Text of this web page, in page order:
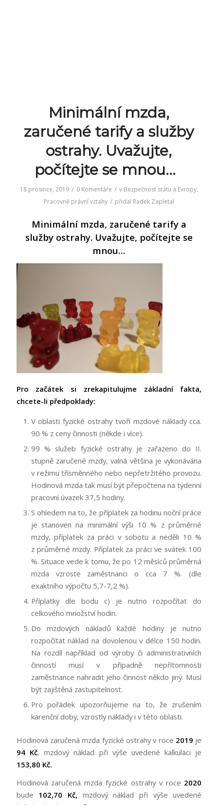
Minimální mzda,
zaručené tarify a služby
ostrahy. Uvažujte,
počítejte se mnou…
18 prosince, 2019 / 0 Komentáře / v Bezpečnost státu a Evropy,
Pracovně právní vztahy / přidal Radek Zapletal
Minimální mzda, zaručené tarify a
služby ostrahy. Uvažujte, počítejte se
mnou…
Pro začátek si zrekapitulujme základní fakta,
chcete-li předpoklady:
V oblasti fyzické ostrahy tvoří mzdové náklady cca.
90 % z ceny činnosti (někde i více).
99 % služeb fyzické ostrahy je zařazeno do II.
stupně zaručené mzdy, valná většina je vykonávána
v režimu třísměnného nebo nepřetržitého provozu.
Hodinová mzda tak musí být přepočtena na týdenní
pracovní úvazek 37,5 hodiny.
S ohledem na to, že příplatek za hodinu noční práce
je stanoven na minimální výši 10 % z průměrné
mzdy, příplatek za práci v sobotu a neděli 10 %
z průměrné mzdy. Příplatek za práci ve svátek 100
%. Situace vede k tomu, že po 12 měsíců průměrná
mzda vzroste zaměstnanci o cca 7 %. (dle
exaktního výpočtu 5,7-7,2 %).
Příplatky dle bodu c) je nutno rozpočítat do
celkového množství hodin.
Do mzdových nákladů každé hodiny je nutno
rozpočítat náklad na dovolenou v délce 150 hodin.
Na rozdíl například od výroby či administrativních
činností musí v případně nepřítomnosti
zaměstnance nahradit jeho činnost někdo jiný. Musí
být zajištěná zastupitelnost.
Pro pořádek upozorňujeme na to, že zrušením
karenční doby, vzrostly náklady i v této oblasti.
Hodinová zaručená mzda fyzické ostrahy v roce 2019 je
94 Kč, mzdový náklad při výše uvedené kalkulaci je
153,80 Kč.
Hodinová zaručená mzda fyzické ostrahy v roce 2020
bude 102,70 Kč, mzdový náklad při výše uvedené